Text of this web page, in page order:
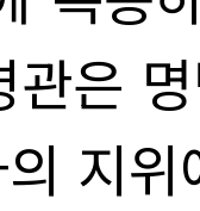
관은
지